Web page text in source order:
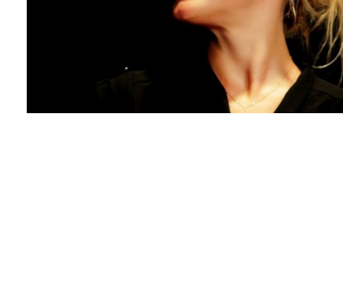
Coach/Consultant·Développement